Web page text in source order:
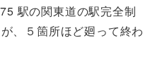
駅の関東道の駅完全制
、５箇所ほど廻って終わ